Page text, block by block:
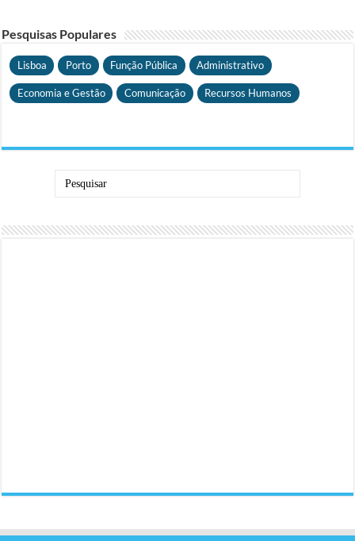
Pesquisas Populares
Lisboa Porto Função Pública Administrativo
Economia e Gestão Comunicação Recursos Humanos